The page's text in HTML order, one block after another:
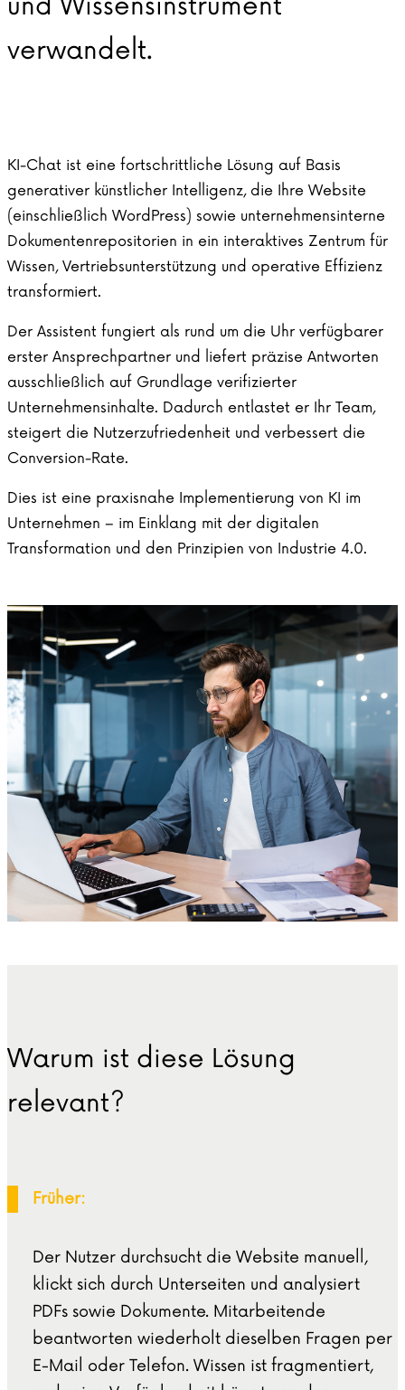
und Wissensinstrument
verwandelt.
KI-Chat ist eine fortschrittliche Lösung auf Basis
generativer künstlicher Intelligenz, die Ihre Website
(einschließlich WordPress) sowie unternehmensinterne
Dokumentenrepositorien in ein interaktives Zentrum für
Wissen, Vertriebsunterstützung und operative Effizienz
transformiert.
Der Assistent fungiert als rund um die Uhr verfügbarer
erster Ansprechpartner und liefert präzise Antworten
ausschließlich auf Grundlage verifizierter
Unternehmensinhalte. Dadurch entlastet er Ihr Team,
steigert die Nutzerzufriedenheit und verbessert die
Conversion-Rate.
Dies ist eine praxisnahe Implementierung von KI im
Unternehmen – im Einklang mit der digitalen
Transformation und den Prinzipien von Industrie 4.0.
Warum ist diese Lösung
relevant?
Früher:
Der Nutzer durchsucht die Website manuell,
klickt sich durch Unterseiten und analysiert
PDFs sowie Dokumente. Mitarbeitende
beantworten wiederholt dieselben Fragen per
E-Mail oder Telefon. Wissen ist fragmentiert,